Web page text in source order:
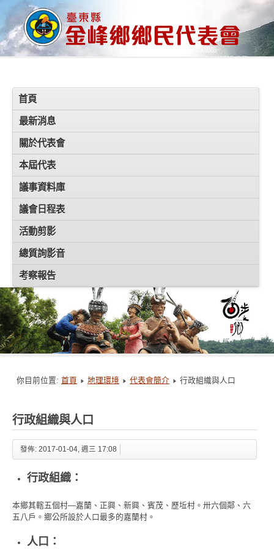
首頁
最新消息
關於代表會
本屆代表
議事資料庫
議會日程表
活動剪影
總質詢影音
考察報告
你目前位置: 首頁 地理環境 代表會簡介 行政組織與人口
行政組織與人口
發佈: 2017-01-04, 週三 17:08
行政組織：
本鄉其轄五個村—嘉蘭、正興、新興、賓茂、歷坵村。卅六個鄰、六
五八戶。鄉公所設於人口最多的嘉蘭村。
人口：